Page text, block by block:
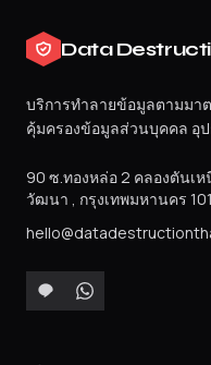
Data
บริการทำลายข้อมูลตามมา
คุ้มครองข้อมูลส่วนบุคคล อุ
90 ซ.ทองหล่อ 2 คลองตันเห
วัฒนา , กรุงเทพมหานคร